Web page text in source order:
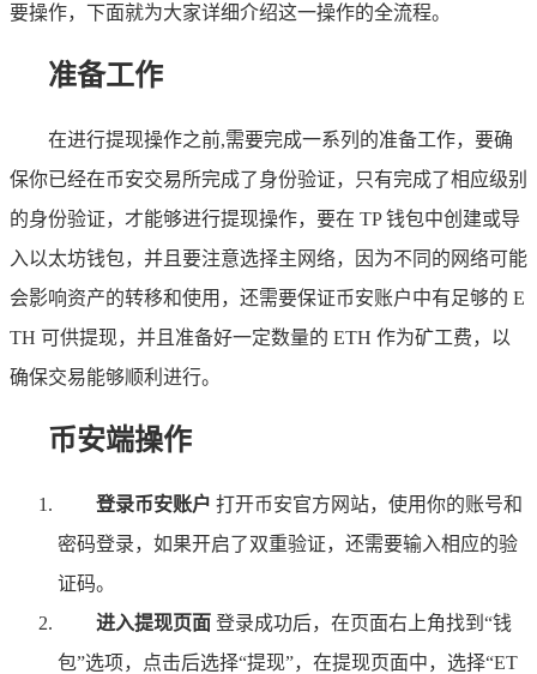
要操作，下面就为大家详细介绍这一操作的全流程。
准备工作
在进行提现操作之前,需要完成一系列的准备工作，要确
保你已经在币安交易所完成了身份验证，只有完成了相应级别
的身份验证，才能够进行提现操作，要在 TP 钱包中创建或导
入以太坊钱包，并且要注意选择主网络，因为不同的网络可能
会影响资产的转移和使用，还需要保证币安账户中有足够的 E
TH 可供提现，并且准备好一定数量的 ETH 作为矿工费，以
确保交易能够顺利进行。
币安端操作
登录币安账户 打开币安官方网站，使用你的账号和
密码登录，如果开启了双重验证，还需要输入相应的验
证码。
进入提现页面 登录成功后，在页面右上角找到“钱
包”选项，点击后选择“提现”，在提现页面中，选择“ET